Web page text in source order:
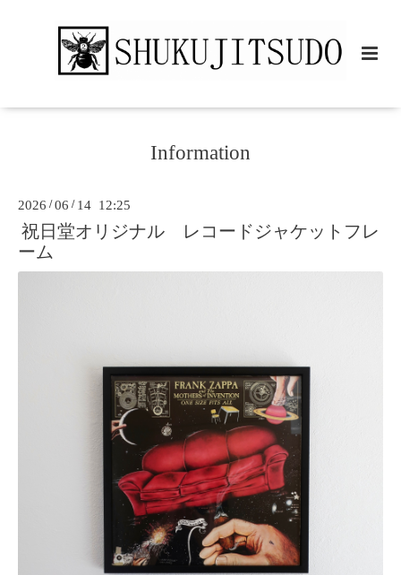
Information
2026 /06 / 14 12:25
祝日堂オリジナル レコードジャケットフレ
ーム